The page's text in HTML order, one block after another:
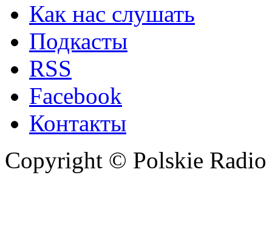
Как нас слушать
Подкасты
RSS
Facebook
Контакты
Copyright © Polskie